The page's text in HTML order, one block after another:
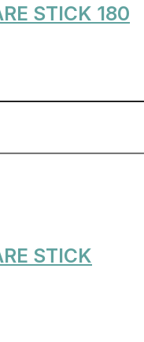
STICK 180
STICK